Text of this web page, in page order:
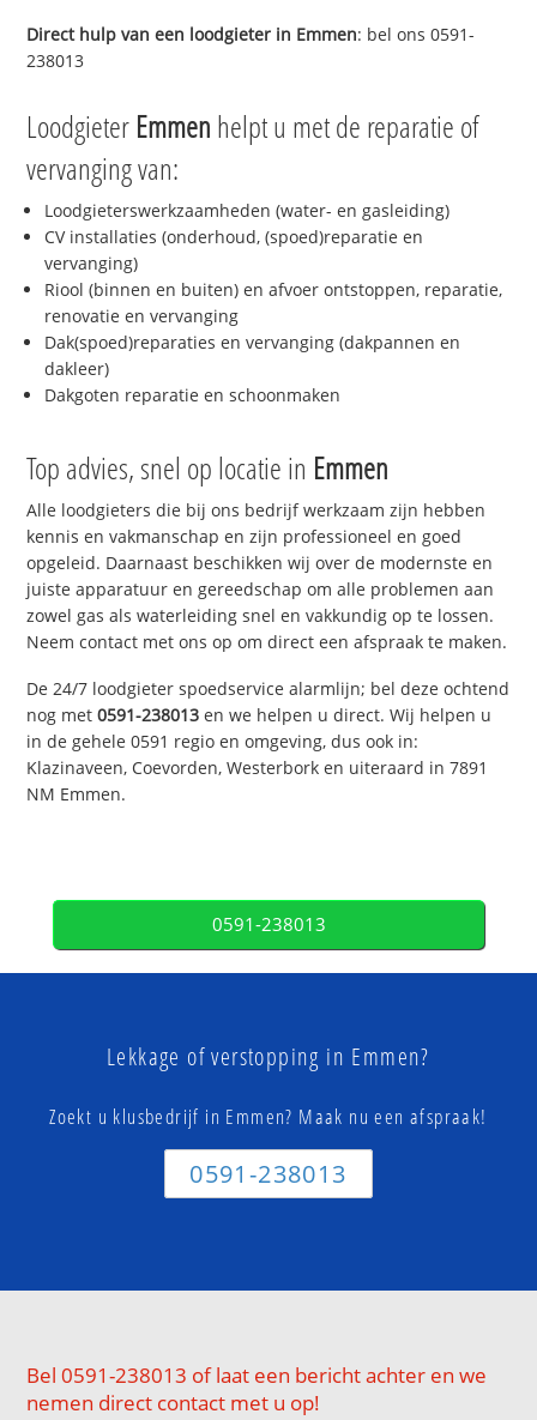
Direct hulp van een loodgieter in Emmen: bel ons 0591-
238013
Loodgieter Emmen helpt u met de reparatie of
vervanging van:
Loodgieterswerkzaamheden (water- en gasleiding)
CV installaties (onderhoud, (spoed)reparatie en
vervanging)
Riool (binnen en buiten) en afvoer ontstoppen, reparatie,
renovatie en vervanging
Dak(spoed)reparaties en vervanging (dakpannen en
dakleer)
Dakgoten reparatie en schoonmaken
Top advies, snel op locatie in Emmen
Alle loodgieters die bij ons bedrijf werkzaam zijn hebben
kennis en vakmanschap en zijn professioneel en goed
opgeleid. Daarnaast beschikken wij over de modernste en
juiste apparatuur en gereedschap om alle problemen aan
zowel gas als waterleiding snel en vakkundig op te lossen.
Neem contact met ons op om direct een afspraak te maken.
De 24/7 loodgieter spoedservice alarmlijn; bel deze ochtend
nog met0591-238013 en we helpen u direct. Wij helpen u
in de gehele 0591 regio en omgeving, dus ook in:
Klazinaveen, Coevorden, Westerbork en uiteraard in 7891
NM Emmen.
0591-238013
Lekkage of verstopping in Emmen?
Zoekt u klusbedrijf in Emmen? Maak nu een afspraak!
0591-238013
Bel 0591-238013 of laat een bericht achter en we
nemen direct contact met u op!